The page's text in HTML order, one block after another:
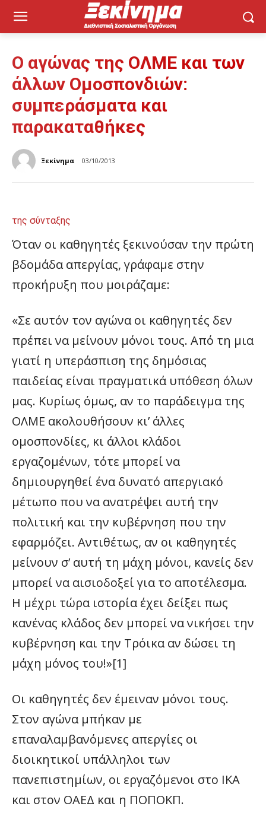
Ο αγώνας της ΟΛΜΕ και των
άλλων Ομοσπονδιών:
συμπεράσματα και
παρακαταθήκες
Ξεκίνημα 03/10/2013
της σύνταξης
Όταν οι καθηγητές ξεκινούσαν την πρώτη
βδομάδα απεργίας, γράφαμε στην
προκήρυξη που μοιράζαμε:
«Σε αυτόν τον αγώνα οι καθηγητές δεν
πρέπει να μείνουν μόνοι τους. Από τη μια
γιατί η υπεράσπιση της δημόσιας
παιδείας είναι πραγματικά υπόθεση όλων
μας. Κυρίως όμως, αν το παράδειγμα της
ΟΛΜΕ ακολουθήσουν κι’ άλλες
ομοσπονδίες, κι άλλοι κλάδοι
εργαζομένων, τότε μπορεί να
δημιουργηθεί ένα δυνατό απεργιακό
μέτωπο που να ανατρέψει αυτή την
πολιτική και την κυβέρνηση που την
εφαρμόζει. Αντιθέτως, αν οι καθηγητές
μείνουν σ’ αυτή τη μάχη μόνοι, κανείς δεν
μπορεί να αισιοδοξεί για το αποτέλεσμα.
Η μέχρι τώρα ιστορία έχει δείξει πως
κανένας κλάδος δεν μπορεί να νικήσει την
κυβέρνηση και την Τρόικα αν δώσει τη
μάχη μόνος του!»[1]
Οι καθηγητές δεν έμειναν μόνοι τους.
Στον αγώνα μπήκαν με
επαναλαμβανόμενες απεργίες οι
διοικητικοί υπάλληλοι των
πανεπιστημίων, οι εργαζόμενοι στο ΙΚΑ
και στον ΟΑΕΔ και η ΠΟΠΟΚΠ.